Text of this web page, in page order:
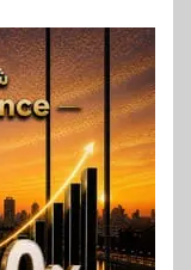
6
7